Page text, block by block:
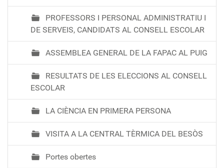
PROFESSORS I PERSONAL ADMINISTRATIU I
DE SERVEIS, CANDIDATS AL CONSELL ESCOLAR
ASSEMBLEA GENERAL DE LA FAPAC AL PUIG
RESULTATS DE LES ELECCIONS AL CONSELL
ESCOLAR
LA CIÈNCIA EN PRIMERA PERSONA
VISITA A LA CENTRAL TÈRMICA DEL BESÒS
Portes obertes